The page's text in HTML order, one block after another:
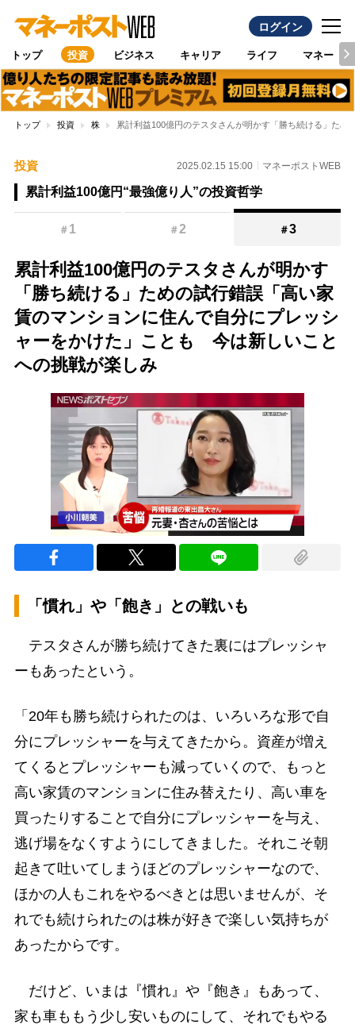
ログイン
トップ 投資 ビジネス キャリア ライフ マネー
トップ 投資 株 累計利益100億円のテスタさんが明かす「勝ち続ける」た
投資 2025.02.15 15:00 マネーポストWEB
累計利益100億円“最強億り人”の投資哲学
＃ 1 ＃2 ＃3
累計利益100億円のテスタさんが明かす
「勝ち続ける」ための試行錯誤「高い家
賃のマンションに住んで自分にプレッシ
ャーをかけた」ことも 今は新しいこと
への挑戦が楽しみ
「慣れ」や「飽き」との戦いも
テスタさんが勝ち続けてきた裏にはプレッシャ
ーもあったという。
「20年も勝ち続けられたのは、いろいろな形で自
分にプレッシャーを与えてきたから。資産が増え
てくるとプレッシャーも減っていくので、もっと
高い家賃のマンションに住み替えたり、高い車を
買ったりすることで自分にプレッシャーを与え、
逃げ場をなくすようにしてきました。それこそ朝
起きて吐いてしまうほどのプレッシャーなので、
ほかの人もこれをやるべきとは思いませんが、そ
れでも続けられたのは株が好きで楽しい気持ちが
あったからです。
だけど、いまは『慣れ』や『飽き』もあって、
家も車ももう少し安いものにして、それでもやる